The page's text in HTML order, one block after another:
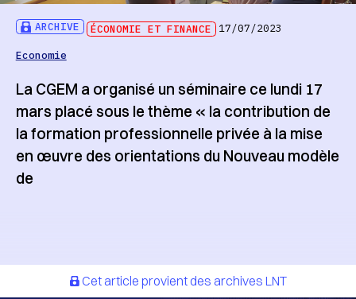
ARCHIVE ÉCONOMIE ET FINANCE
17/07/2023
Economie
La CGEM a organisé un séminaire ce lundi 17
mars placé sous le thème « la contribution de
la formation professionnelle privée à la mise
en œuvre des orientations du Nouveau modèle
de
Cet article provient des archives LNT